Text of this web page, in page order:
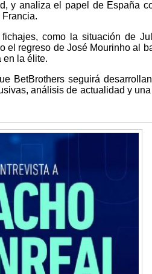
y analiza el papel de España
como la situación de
el regreso de José Mourinho al
en la élite.
BetBrothers seguirá
análisis de actualidad y